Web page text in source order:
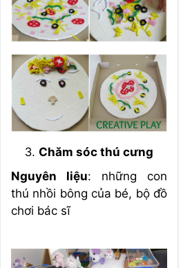
Chăm sóc thú cưng
Nguyên liệu: những con
thú nhồi bông của bé, bộ đồ
chơi bác sĩ